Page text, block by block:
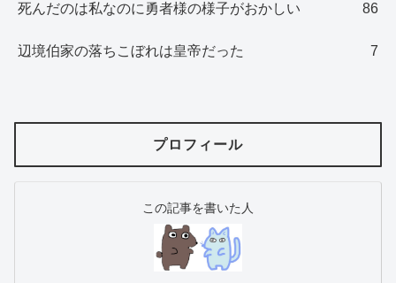
死んだのは私なのに勇者様の様子がおかしい 86
辺境伯家の落ちこぼれは皇帝だった 7
プロフィール
この記事を書いた人